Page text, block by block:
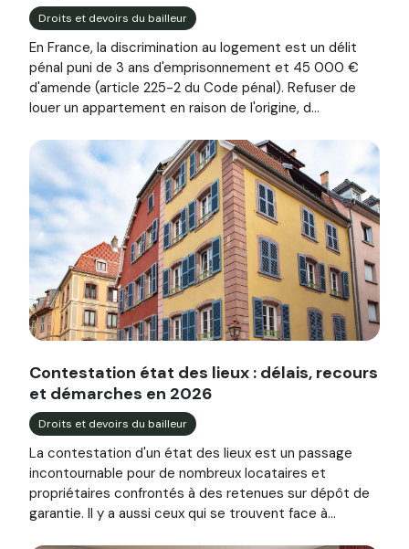
Droits et devoirs du bailleur
En France, la discrimination au logement est un délit
pénal puni de 3 ans d'emprisonnement et 45 000 €
d'amende (article 225-2 du Code pénal). Refuser de
louer un appartement en raison de l'origine, d...
Image illustrant l'article "Contestation état des lieux :
Contestation état des lieux : délais, recours
et démarches en 2026
Droits et devoirs du bailleur
La contestation d'un état des lieux est un passage
incontournable pour de nombreux locataires et
propriétaires confrontés à des retenues sur dépôt de
garantie. Il y a aussi ceux qui se trouvent face à...